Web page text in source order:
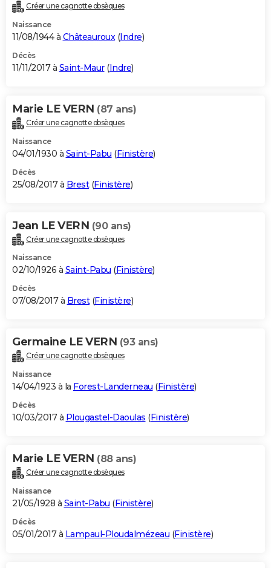
Créer une cagnotte obsèques
Naissance
11/08/1944 à Châteauroux(Indre)
Décès
11/11/2017 à Saint-Maur(Indre)
Marie LE VERN (87 ans)
Créer une cagnotte obsèques
Naissance
04/01/1930 à Saint-Pabu (Finistère)
Décès
25/08/2017 à Brest(Finistère)
Jean LE VERN (90 ans)
Créer une cagnotte obsèques
Naissance
02/10/1926 à Saint-Pabu (Finistère)
Décès
07/08/2017 à Brest(Finistère)
Germaine LE VERN (93 ans)
Créer une cagnotte obsèques
Naissance
14/04/1923 à la Forest-Landerneau (Finistère)
Décès
10/03/2017 à Plougastel-Daoulas (Finistère)
Marie LE VERN (88 ans)
Créer une cagnotte obsèques
Naissance
21/05/1928 à Saint-Pabu (Finistère)
Décès
05/01/2017 à Lampaul-Ploudalmézeau (Finistère)